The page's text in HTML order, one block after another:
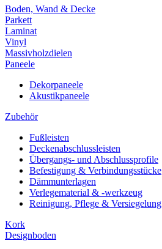
Boden, Wand & Decke
Parkett
Laminat
Vinyl
Massivholzdielen
Paneele
Dekorpaneele
Akustikpaneele
Zubehör
Fußleisten
Deckenabschlussleisten
Übergangs- und Abschlussprofile
Befestigung & Verbindungsstücke
Dämmunterlagen
Verlegematerial & -werkzeug
Reinigung, Pflege & Versiegelung
Kork
Designboden